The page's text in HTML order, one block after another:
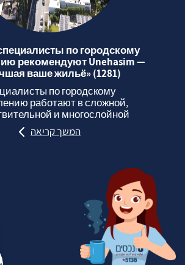
по городскому
рекомендуют Unehasim —
ваше жильё» (1281)
по городскому
работают в сложной,
и многослойной...
המשך קריאה